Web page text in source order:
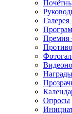
Галерея
Премия
Награды
Опросы